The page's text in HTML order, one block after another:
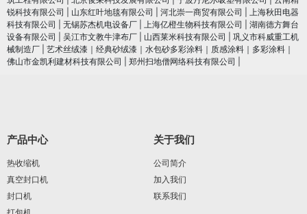
锐科技有限公司
山东红叶地毯有限公司 河北崇一商贸有限公司
上海秋田电器
科技有限公司
无锡苏杰机电设备厂 上海亿橙生物科技有限公司
湖南德方舞台
设备有限公司
吴江市文教牛津布厂 山西莱米科技有限公司
巩义市科威重工机
械制造厂
艺术丝绒漆｜经典砂绒漆｜水包砂多彩涂料｜质感涂料｜多彩涂料｜
佛山市金凯利建材科技有限公司
郑州扫地僧网络科技有限公司
产品中心
热收缩机
真空封口机
封口机
关于我们
公司简介
加入我们
联系我们